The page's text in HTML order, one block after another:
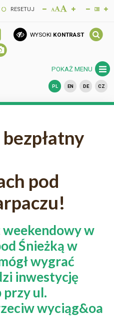
RESETUJ
WYSOKI KONTRAST
POKAŻ MENU
PL EN DE CZ
pod
w
Śnieżką w
wygrać
inwestycję
przy ul.
wyciąg&oa